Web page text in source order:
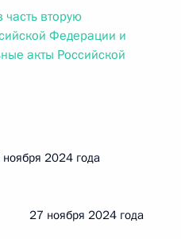
вторую
Федерации и
акты Российской
2024 года
2024 года